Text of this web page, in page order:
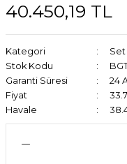
40.450,19 TL
Kategori
Set
Stok Kodu
Garanti Süresi
24
Fiyat
Havale